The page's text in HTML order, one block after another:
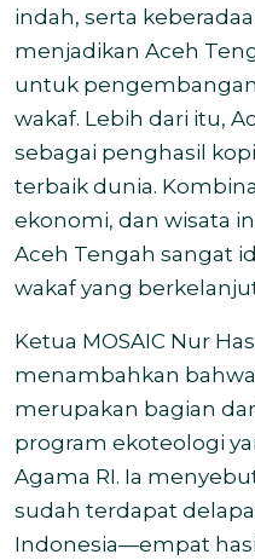
indah, serta
menjadikan Aceh
untuk
wakaf. Lebih dari itu,
sebagai penghasil
terbaik dunia.
ekonomi, dan wisata
Aceh Tengah sangat
wakaf yang
Ketua MOSAIC Nur
menambahkan
merupakan bagian
program ekoteologi
Agama RI. Ia
sudah terdapat
Indonesia—empat